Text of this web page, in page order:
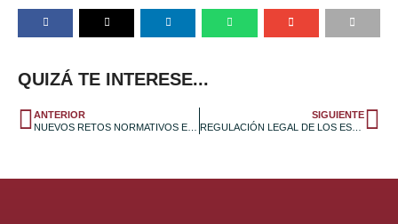
QUIZÁ TE INTERESE...
ANTERIOR
SIGUIENTE
REGULACIÓN LEGAL DE LOS ESPORTS